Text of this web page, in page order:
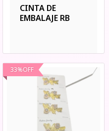
CINTA DE
EMBALAJE RB
33%OFF